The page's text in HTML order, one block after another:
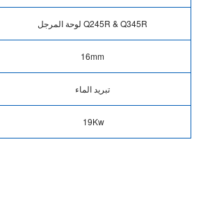
لوحة المرجل Q245R & Q345R
16mm
تبريد الماء
19Kw